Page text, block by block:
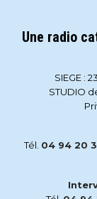
Une radio
SIEGE :
STUDIO
Tél. 04 94 20